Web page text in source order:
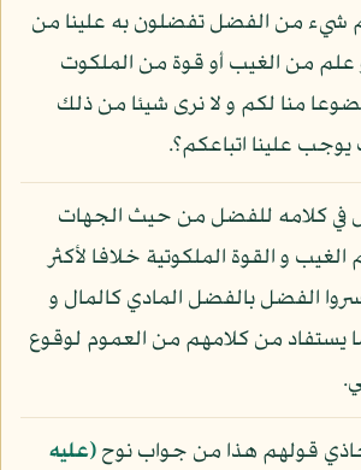
شيء من الفضل تفضلون به علينا من
أو علم من الغيب أو قوة من الملكوت
منا لكم و لا نرى شيئا من ذلك
علينا اتباعكم؟.
في كلامه للفضل من حيث الجهات
الغيب و القوة الملكوتية خلافا لأكثر
الفضل بالفضل المادي كالمال و
يستفاد من كلامهم من العموم لوقوع
قولهم هذا من جواب نوح(عليه